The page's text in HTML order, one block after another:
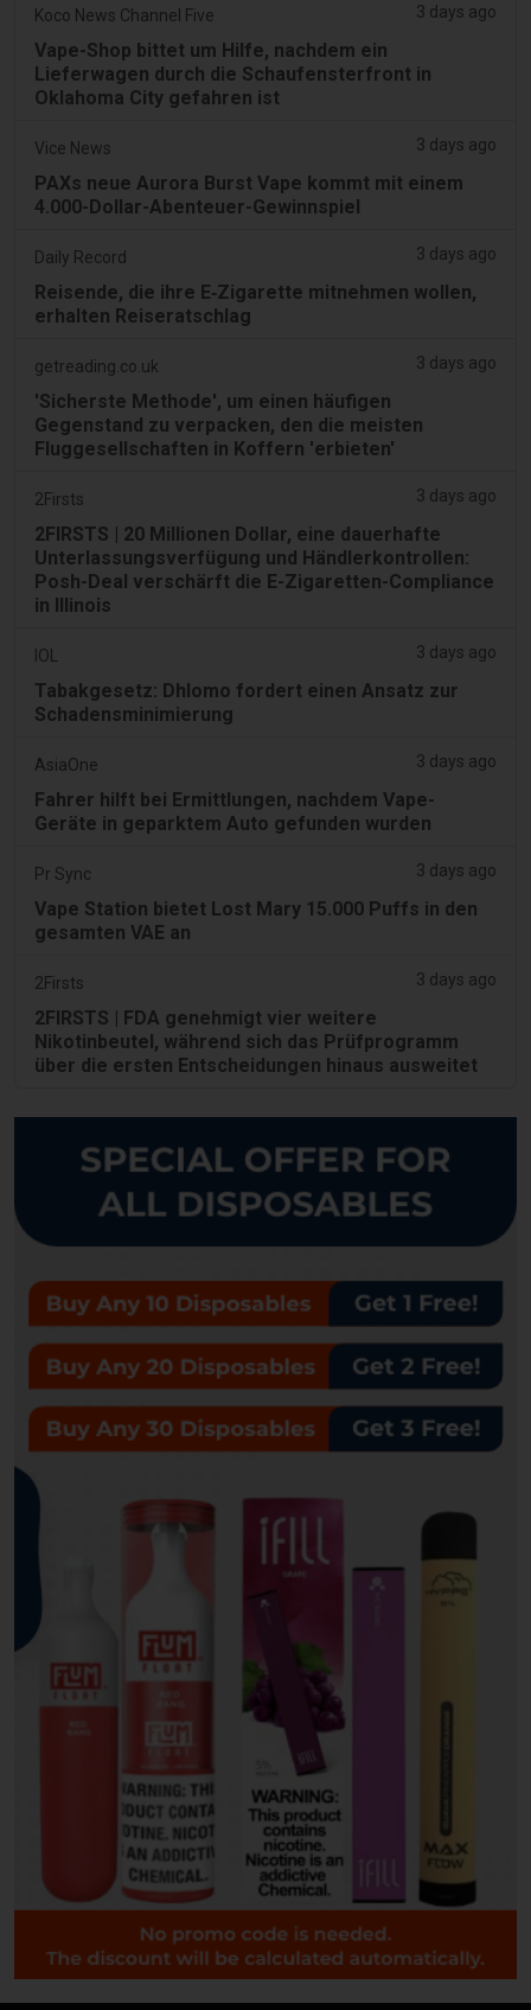
Koco News Channel Five 3 days ago
Vape-Shop bittet um Hilfe, nachdem ein
Lieferwagen durch die Schaufensterfront in
Oklahoma City gefahren ist
Vice News 3 days ago
PAXs neue Aurora Burst Vape kommt mit einem
4.000-Dollar-Abenteuer-Gewinnspiel
Daily Record 3 days ago
Reisende, die ihre E‑Zigarette mitnehmen wollen,
erhalten Reiseratschlag
getreading.co.uk 3 days ago
'Sicherste Methode', um einen häufigen
Gegenstand zu verpacken, den die meisten
Fluggesellschaften in Koffern 'erbieten'
2Firsts 3 days ago
2FIRSTS | 20 Millionen Dollar, eine dauerhafte
Unterlassungsverfügung und Händlerkontrollen:
Posh-Deal verschärft die E-Zigaretten-Compliance
in Illinois
IOL 3 days ago
Tabakgesetz: Dhlomo fordert einen Ansatz zur
Schadensminimierung
AsiaOne 3 days ago
Fahrer hilft bei Ermittlungen, nachdem Vape-
Geräte in geparktem Auto gefunden wurden
Pr Sync 3 days ago
Vape Station bietet Lost Mary 15.000 Puffs in den
gesamten VAE an
2Firsts 3 days ago
2FIRSTS | FDA genehmigt vier weitere
Nikotinbeutel, während sich das Prüfprogramm
über die ersten Entscheidungen hinaus ausweitet